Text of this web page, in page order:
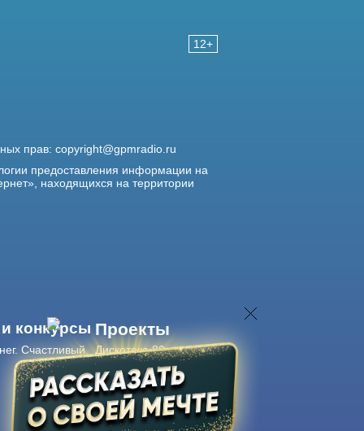
12+
прав: copyright@gpmradio.ru
предоставления информации на
находящихся на территории
конкурсы
Счастливый
Проекты
Дискотека 80-х
Живые концерты
Журнал Авторадио
Авторадиов смартфоне